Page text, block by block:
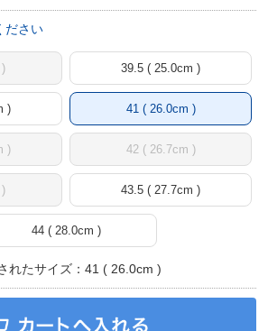
ださい
39.5 ( 25.0cm )
) 41 ( 26.0cm )
) 42 ( 26.7cm )
43.5 ( 27.7cm )
44 ( 28.0cm )
れたサイズ：41 ( 26.0cm )